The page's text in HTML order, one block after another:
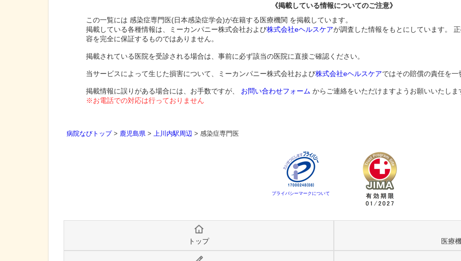
《掲載している情報についてのご注意》
この一覧には 感染症専門医(日本感染症学会)が在籍する医療機関 を掲載しています。
掲載している各種情報は、ミーカンパニー株式会社および株式会社eヘルスケアが調査した情報をもとにしています。
容を完全に保証するものではありません。
掲載されている医院を受診される場合は、事前に必ず該当の医院に直接ご確認ください。
当サービスによって生じた損害について、ミーカンパニー株式会社および株式会社eヘルスケアではその賠償の責任を一
掲載情報に誤りがある場合には、お手数ですが、 お問い合わせフォーム からご連絡をいただけますようお願いいたしま
※お電話での対応は行っておりません
病院なびトップ> 鹿児島県 > 上川内駅周辺 > 感染症専門医
プライバシーマークについて
トップ 医療